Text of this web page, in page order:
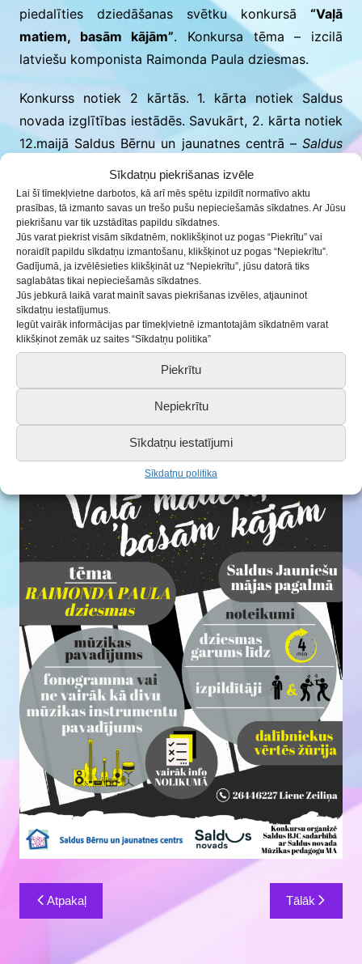
Sīkdatņu piekrišanas izvēle
Lai šī tīmekļvietne darbotos, kā arī mēs spētu izpildīt normatīvo aktu
prasības, tā izmanto savas un trešo pušu nepieciešamās sīkdatnes. Ar Jūsu
piekrišanu var tik uzstādītas papildu sīkdatnes.
Jūs varat piekrist visām sīkdatnēm, noklikšķinot uz pogas “Piekrītu” vai
noraidīt papildu sīkdatņu izmantošanu, klikšķinot uz pogas “Nepiekrītu”.
Gadījumā, ja izvēlēsieties klikšķināt uz “Nepiekrītu”, jūsu datorā tiks
saglabātas tikai nepieciešamās sīkdatnes.
Jūs jebkurā laikā varat mainīt savas piekrišanas izvēles, atjauninot
sīkdatņu iestatījumus.
Iegūt vairāk informācijas par tīmekļvietnē izmantotajām sīkdatnēm varat
klikšķinot zemāk uz saites “Sīkdatņu politika”
Piekrītu
Nepiekrītu
Sīkdatņu iestatījumi
Sīkdatņu politika
piedalīties dziedāšanas svētku konkursā“Vaļā
matiem, basām kājām”. Konkursa tēma – izcilā
latviešu komponista Raimonda Paula dziesmas.
Konkurss notiek 2 kārtās. 1. kārta notiek Saldus
novada izglītības iestādēs. Savukārt, 2. kārta notiek
12.maijā Saldus Bērnu un jaunatnes centrā –Saldus
Vairāk informācijasnolikumā.
Kontaktpersona:Liene Zeiliņa, Saldus BJC
direktores vietniece izglītības jomā, tel. 26446227,
e-pastsliene.zeilina@saldus.lv
Konkursu organizē Saldus Bērnu un jaunatnes centrs
sadarbībā ar Saldus novada Mūzikas pedagogu
Ziņu
izvēlne
Atpakaļ Tālāk